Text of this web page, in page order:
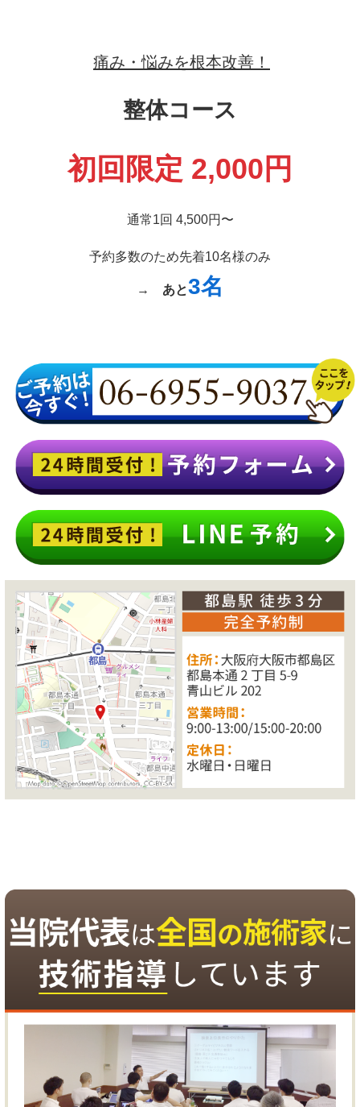
痛み・悩みを根本改善！
整体コース
初回限定 2,000円
通常1回 4,500円〜
予約多数のため先着10名様のみ
→ あと3名